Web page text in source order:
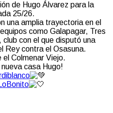
de Hugo Álvarez para la
25/26.
una amplia trayectoria en el
como Galapagar, Tres
con el que disputó una
Rey contra el Osasuna.
el Colmenar Viejo.
casa Hugo!